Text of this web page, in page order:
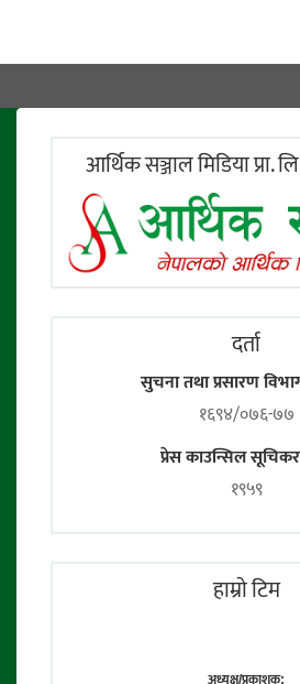
आर्थिक सञ्जाल मिडिया प्रा.
दर्ता
सुचना तथा प्रसारण
१६९४/०७६-७७
प्रेस काउन्सिल
१९५९
हाम्राे टिम
अध्यक्ष/प्रकाशक: